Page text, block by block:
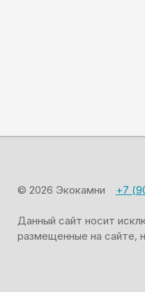
© 2026 Экокамни +7
Данный сайт носит
размещенные на сайте,